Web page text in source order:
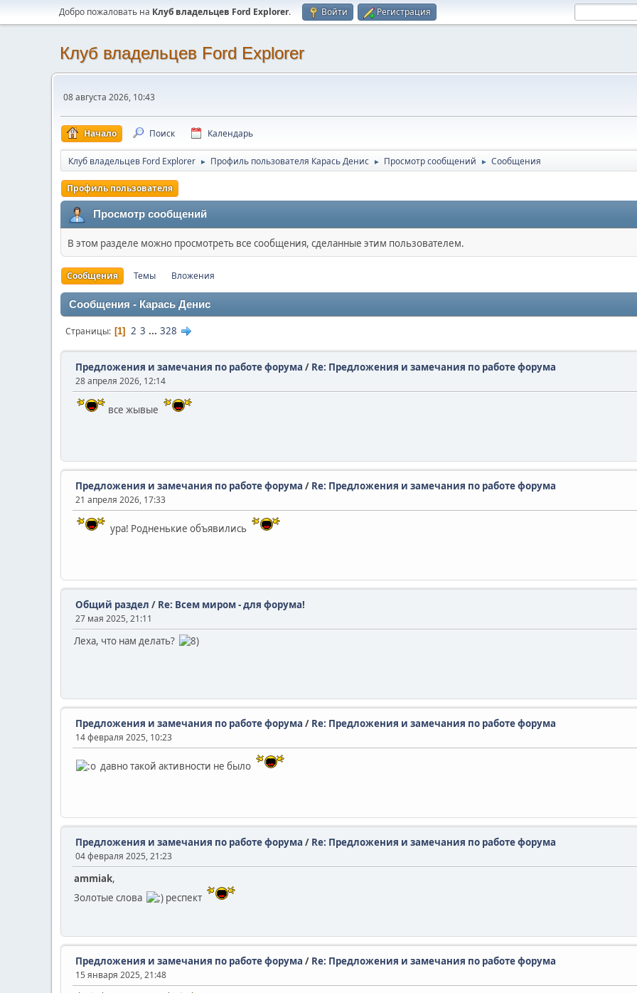
Добро пожаловать на Клуб владельцев Ford Explorer. Войти Регистрация
Клуб владельцев Ford Explorer
08 августа 2026, 10:43
Начало Поиск Календарь
Клуб владельцев Ford Explorer ► Профиль пользователя Карась Денис ► Просмотр сообщений ► Сообщения
Профиль пользователя
Просмотр сообщений
В этом разделе можно просмотреть все сообщения, сделанные этим пользователем.
Сообщения Темы Вложения
Сообщения - Карась Денис
Страницы 1 2 3 ... 328
Предложения и замечания по работе форума / Re: Предложения и замечания по работе форума
28 апреля 2026, 12:14
все жывые
Предложения и замечания по работе форума / Re: Предложения и замечания по работе форума
21 апреля 2026, 17:33
ура! Родненькие объявились
Общий раздел / Re: Всем миром - для форума!
27 мая 2025, 21:11
Леха, что нам делать?
Предложения и замечания по работе форума / Re: Предложения и замечания по работе форума
14 февраля 2025, 10:23
давно такой активности не было
Предложения и замечания по работе форума / Re: Предложения и замечания по работе форума
04 февраля 2025, 21:23
ammiak,
Золотые слова
респект
Предложения и замечания по работе форума / Re: Предложения и замечания по работе форума
15 января 2025, 21:48